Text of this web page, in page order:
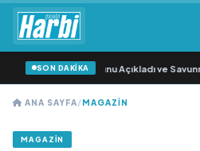
SON DAKİKA
Yönetim Kurulunu Açıkladı ve Savunma
ANA SAYFA/MAGAZİN
MAGAZİN